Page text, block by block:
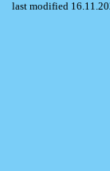
last modified